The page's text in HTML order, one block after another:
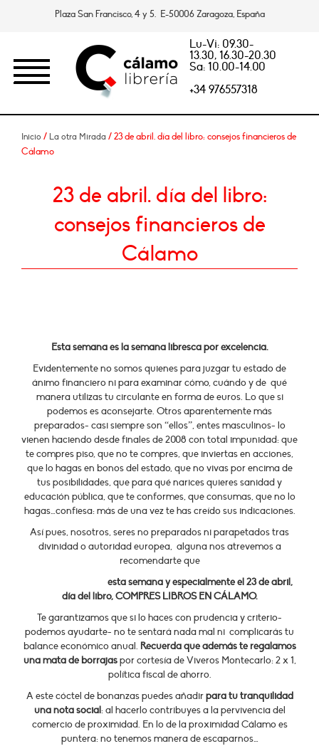
Plaza San Francisco, 4 y 5. E-50006 Zaragoza, España
Lu-Vi: 09.30-
13.30, 16.30-20.30
Sa: 10.00-14.00
+34 976557318
Inicio / La otra Mirada / 23 de abril. día del libro: consejos financieros de
Cálamo
23 de abril. día del libro:
consejos financieros de
Cálamo
Esta semana es la semana libresca por excelencia.
Evidentemente no somos quienes para juzgar tu estado de
ánimo financiero ni para examinar cómo, cuándo y de qué
manera utilizas tu circulante en forma de euros. Lo que si
podemos es aconsejarte. Otros aparentemente más
preparados- casi siempre son “ellos”, entes masculinos- lo
vienen haciendo desde finales de 2008 con total impunidad: que
te compres piso, que no te compres, que inviertas en acciones,
que lo hagas en bonos del estado, que no vivas por encima de
tus posibilidades, que para qué narices quieres sanidad y
educación pública, que te conformes, que consumas, que no lo
hagas…confiesa: más de una vez te has creído sus indicaciones.
Así pues, nosotros, seres no preparados ni parapetados tras
divinidad o autoridad europea, alguna nos atrevemos a
recomendarte que
esta semana y especialmente el 23 de abril,
día del libro, COMPRES LIBROS EN CÁLAMO.
Te garantizamos que si lo haces con prudencia y criterio-
podemos ayudarte- no te sentará nada mal ni complicarás tu
balance económico anual. Recuerda que además te regalamos
una mata de borrajaspor cortesía de Viveros Montecarlo: 2 x 1,
política fiscal de ahorro.
A este cóctel de bonanzas puedes añadirpara tu tranquilidad
una nota social: al hacerlo contribuyes a la pervivencia del
comercio de proximidad. En lo de la proximidad Cálamo es
puntera: no tenemos manera de escaparnos…